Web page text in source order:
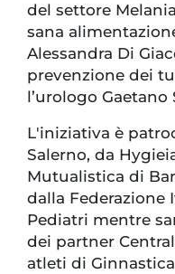
del settore
sana
Alessandra Di
prevenzione dei
l’urologo Gaetano
L'iniziativa è
Salerno, da
Mutualistica di
dalla Federazione
Pediatri mentre
dei partner
atleti di